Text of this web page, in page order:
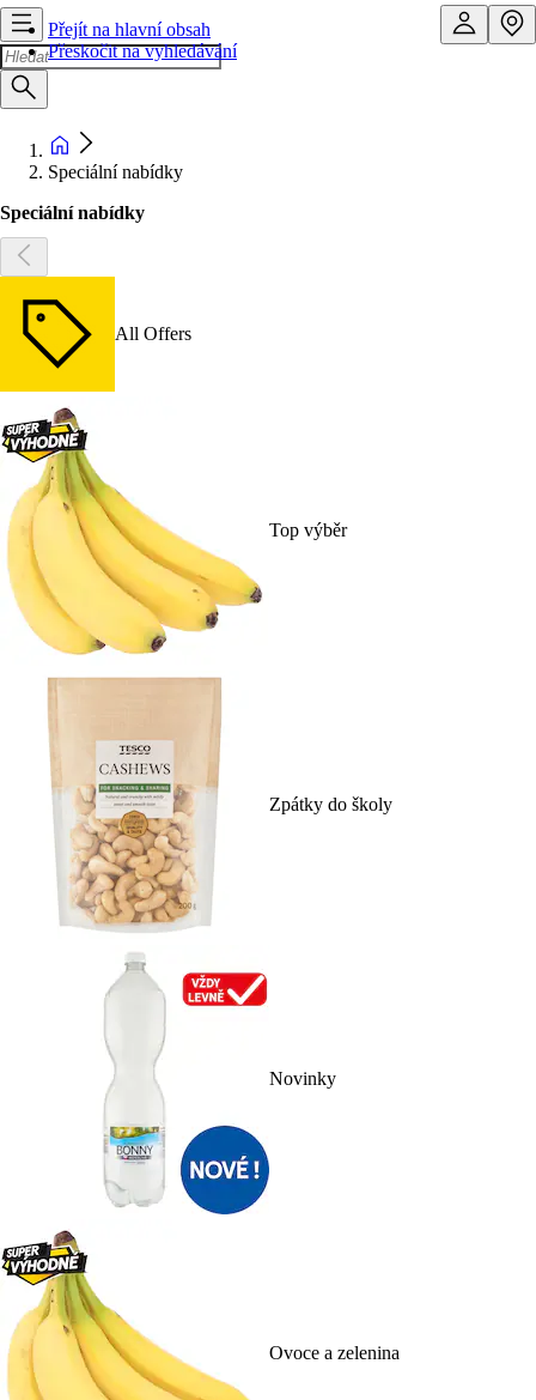
Přejít na hlavní obsah
Přeskočit na vyhledávání
Speciální nabídky
Speciální nabídky
All Offers
Top výběr
Zpátky do školy
Novinky
Ovoce a zelenina